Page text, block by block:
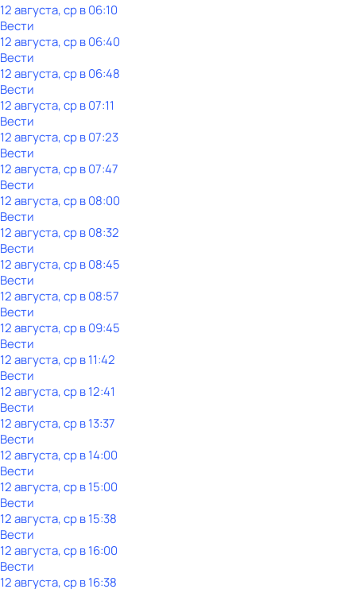
12 августа, ср в 06:10
Вести
12 августа, ср в 06:40
Вести
12 августа, ср в 06:48
Вести
12 августа, ср в 07:11
Вести
12 августа, ср в 07:23
Вести
12 августа, ср в 07:47
Вести
12 августа, ср в 08:00
Вести
12 августа, ср в 08:32
Вести
12 августа, ср в 08:45
Вести
12 августа, ср в 08:57
Вести
12 августа, ср в 09:45
Вести
12 августа, ср в 11:42
Вести
12 августа, ср в 12:41
Вести
12 августа, ср в 13:37
Вести
12 августа, ср в 14:00
Вести
12 августа, ср в 15:00
Вести
12 августа, ср в 15:38
Вести
12 августа, ср в 16:00
Вести
12 августа, ср в 16:38